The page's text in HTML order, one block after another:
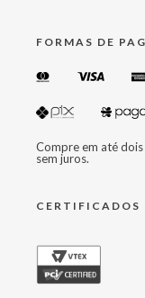
FORMAS DE
Compre em até
sem juros.
CERTIFICADOS